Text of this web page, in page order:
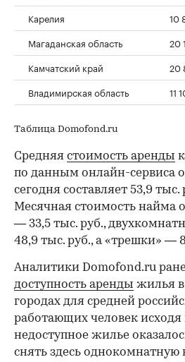
Карелия
10
Магаданская область
20
Камчатский край
20
Владимирская область
11
Таблица Domofond.ru
Средняя стоимость аренды
по данным онлайн-сервиса
сегодня составляет 53,9 тыс.
Месячная стоимость найма
— 33,5 тыс. руб.,
48,9 тыс. руб., а «трешки» —
Аналитики Domofond.ru
доступность аренды жилья в
городах для средней
работающих человек исходя
недоступное жилье
снять здесь однокомнатную